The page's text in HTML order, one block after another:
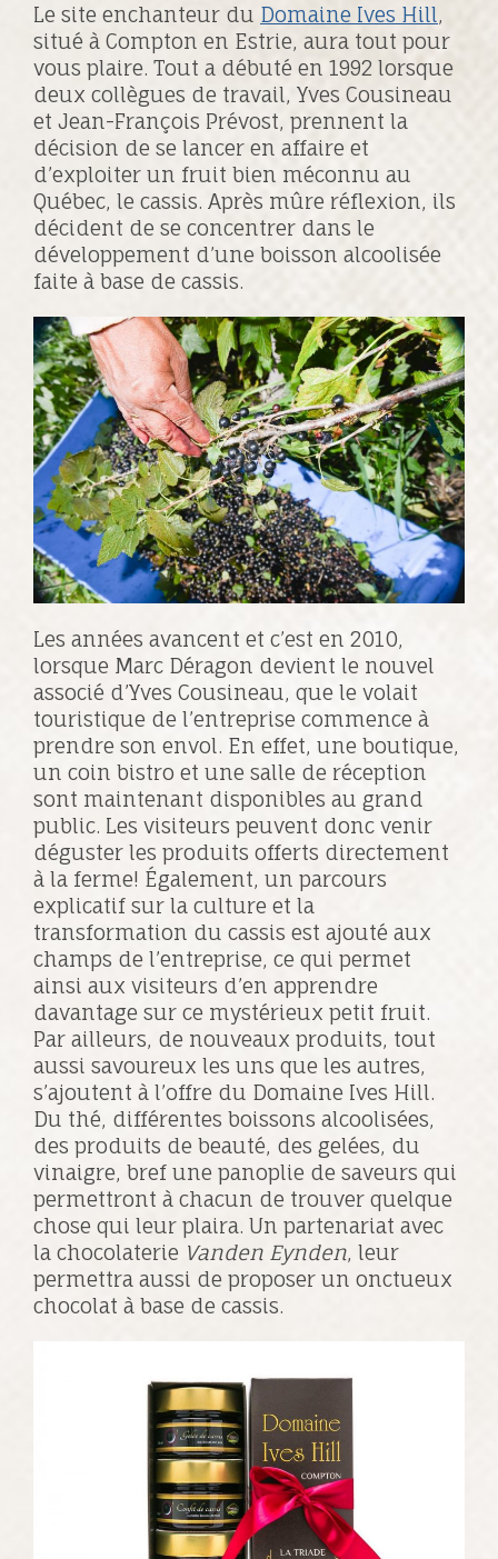
Le site enchanteur du Domaine Ives Hill,
situé à Compton en Estrie, aura tout pour
vous plaire. Tout a débuté en 1992 lorsque
deux collègues de travail, Yves Cousineau
et Jean-François Prévost, prennent la
décision de se lancer en affaire et
d’exploiter un fruit bien méconnu au
Québec, le cassis. Après mûre réflexion, ils
décident de se concentrer dans le
développement d’une boisson alcoolisée
faite à base de cassis.
Les années avancent et c’est en 2010,
lorsque Marc Déragon devient le nouvel
associé d’Yves Cousineau, que le volait
touristique de l’entreprise commence à
prendre son envol. En effet, une boutique,
un coin bistro et une salle de réception
sont maintenant disponibles au grand
public. Les visiteurs peuvent donc venir
déguster les produits offerts directement
à la ferme! Également, un parcours
explicatif sur la culture et la
transformation du cassis est ajouté aux
champs de l’entreprise, ce qui permet
ainsi aux visiteurs d’en apprendre
davantage sur ce mystérieux petit fruit.
Par ailleurs, de nouveaux produits, tout
aussi savoureux les uns que les autres,
s’ajoutent à l’offre du Domaine Ives Hill.
Du thé, différentes boissons alcoolisées,
des produits de beauté, des gelées, du
vinaigre, bref une panoplie de saveurs qui
permettront à chacun de trouver quelque
chose qui leur plaira. Un partenariat avec
la chocolaterie Vanden Eynden, leur
permettra aussi de proposer un onctueux
chocolat à base de cassis.